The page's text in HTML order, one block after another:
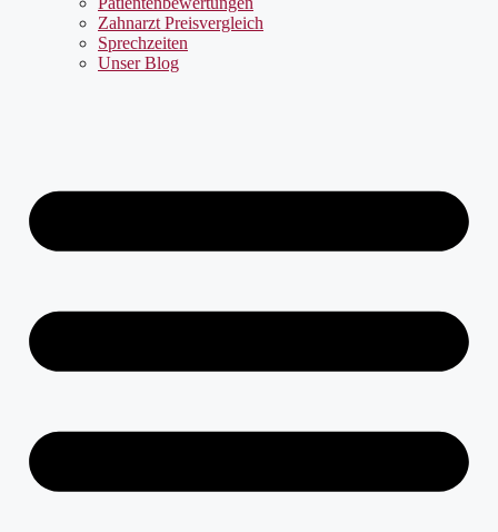
Zahnarzt Preisvergleich
Sprechzeiten
Unser Blog